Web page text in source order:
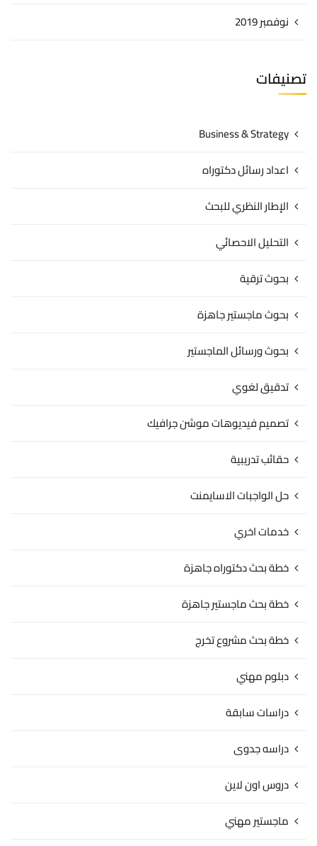
نوفمبر 2019
تصنيفات
Business & Strategy
اعداد رسائل دكتوراه
الإطار النظري للبحث
التحليل الاحصائي
بحوث ترقية
بحوث ماجستير جاهزة
بحوث ورسائل الماجستير
تدقيق لغوي
تصميم فيديوهات موشن جرافيك
حقائب تدريبية
حل الواجبات الاسايمنت
خدمات اخري
خطة بحث دكتوراه جاهزة
خطة بحث ماجستير جاهزة
خطة بحث مشروع تخرج
دبلوم مهني
دراسات سابقة
دراسه جدوى
دروس اون لاين
ماجستير مهني